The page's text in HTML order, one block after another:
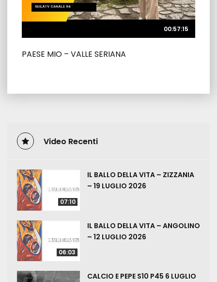
00:57:15
00:57:15
PAESE MIO – VALLE SERIANA
Video Recenti
07:10
IL BALLO DELLA VITA – ZIZZANIA
– 19 LUGLIO 2026
06:03
IL BALLO DELLA VITA – ANGOLINO
– 12 LUGLIO 2026
CALCIO E PEPE S10 P45 6 LUGLIO